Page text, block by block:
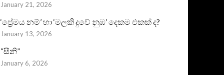
January 21, 2026
‘ප්‍රේමය නම්’ හා ‘මලකි දුවේ නුඹ’ දෙකම එකක් ද?
January 13, 2026
“සීනි”
January 6, 2026